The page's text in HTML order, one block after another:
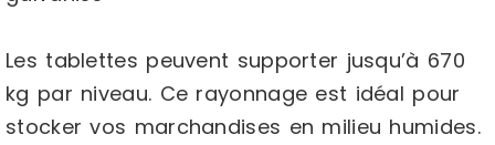
Les tablettes peuvent supporter jusqu’à 670
kg par niveau. Ce rayonnage est idéal pour
stocker vos marchandises en milieu humides.